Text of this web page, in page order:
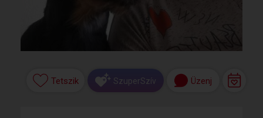
Tetszik SzuperSzív Üzenj